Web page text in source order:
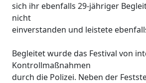
sich ihr ebenfalls 29-jähriger
nicht
einverstanden und leistete
Begleitet wurde das Festival von
Kontrollmaßnahmen
durch die Polizei. Neben der